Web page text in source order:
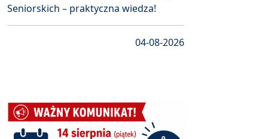
Seniorskich – praktyczna wiedza!
04-08-2026